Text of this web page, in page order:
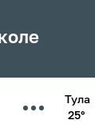
Тула
25°